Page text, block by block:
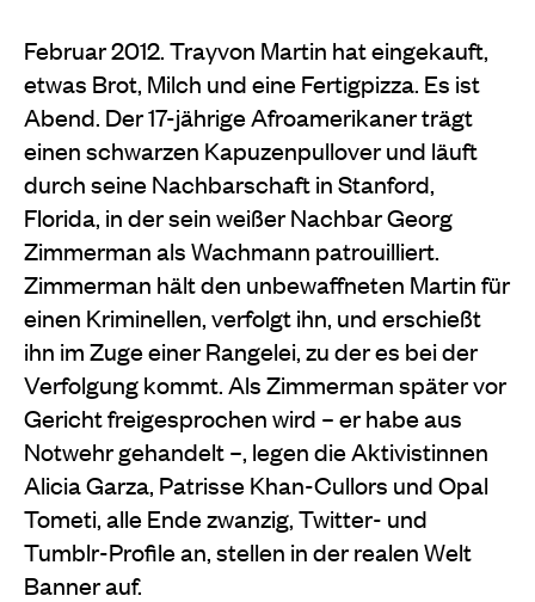
Februar 2012. Trayvon Martin hat eingekauft,
etwas Brot, Milch und eine Fertigpizza. Es ist
Abend. Der 17-jährige Afroamerikaner trägt
einen schwarzen Kapuzenpullover und läuft
durch seine Nachbarschaft in Stanford,
Florida, in der sein weißer Nachbar Georg
Zimmerman als Wachmann patrouilliert.
Zimmerman hält den unbewaffneten Martin für
einen Kriminellen, verfolgt ihn, und erschießt
ihn im Zuge einer Rangelei, zu der es bei der
Verfolgung kommt. Als Zimmerman später vor
Gericht freigesprochen wird – er habe aus
Notwehr gehandelt –, legen die Aktivistinnen
Alicia Garza, Patrisse Khan-Cullors und Opal
Tometi, alle Ende zwanzig, Twitter- und
Tumblr-Profile an, stellen in der realen Welt
Banner auf.